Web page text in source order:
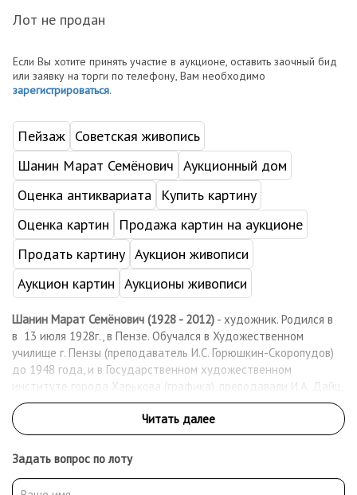
Лот не продан
Если Вы хотите принять участие в аукционе, оставить заочный бид
или заявку на торги по телефону, Вам необходимо
зарегистрироваться.
Пейзаж Советская живопись
Шанин Марат Семёнович Аукционный дом
Оценка антиквариата
Купить картину
Оценка картин
Продажа картин на аукционе
Продать картину Аукцион живописи
Аукцион картин Аукционы живописи
Шанин Марат Семёнович (1928 - 2012) - художник. Родился в
в 13 июля 1928г., в Пензе. Обучался в Художественном
училище г. Пензы (преподаватель И.С. Горюшкин-Скоропудов)
до 1948 года, и в Государственном художественном
институте города Харькова (графика), преподавали И.А. Дайц,
В.Ф. Мироненко, получил диплом с отличием в 1954 г.Во время
обучения женился на Трембачевской Л. С. (Шанина-
Трембачевская Л.). С семьей приезжает в Пензу, а затем в г.
Саранск. Излюбленные жанры в творчестве – бытовая
живопись, пейзажи, натюрморты, портреты.
Шанин М.С. был первым директором художественного
Задать вопрос по лоту